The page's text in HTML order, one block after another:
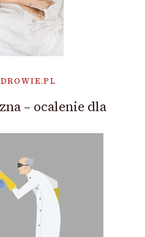
– ocalenie dla